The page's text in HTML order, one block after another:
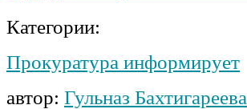
Категории:
Прокуратура информирует
автор: Гульназ Бахтигареева